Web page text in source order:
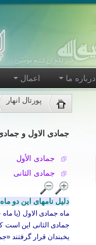
درباره ما اعمال
پورتال انهار
جمادی الاول و جمادی
جمادی الأول
جمادی الثانی
دلیل نامهای این دو ماه
ماه جمادی الاول (یا
جمادی الثانی این است
یخبندان قرار گرفتند